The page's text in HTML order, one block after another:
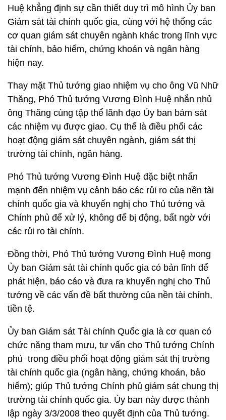
Huệ khẳng định sự cần thiết duy trì mô hình Ủy ban
Giám sát tài chính quốc gia, cùng với hệ thống các
cơ quan giám sát chuyên ngành khác trong lĩnh vực
tài chính, bảo hiểm, chứng khoán và ngân hàng
hiện nay.
Thay mặt Thủ tướng giao nhiệm vụ cho ông Vũ Nhữ
Thăng, Phó Thủ tướng Vương Đình Huệ nhắn nhủ
ông Thăng cùng tập thể lãnh đạo Ủy ban bám sát
các nhiệm vụ được giao. Cụ thể là điều phối các
hoạt động giám sát chuyên ngành, giám sát thị
trường tài chính, ngân hàng.
Phó Thủ tướng Vương Đình Huệ đặc biệt nhấn
mạnh đến nhiệm vụ cảnh báo các rủi ro của nền tài
chính quốc gia và khuyến nghị cho Thủ tướng và
Chính phủ để xử lý, không để bị động, bất ngờ với
các rủi ro tài chính.
Đồng thời, Phó Thủ tướng Vương Đình Huệ mong
Ủy ban Giám sát tài chính quốc gia có bản lĩnh để
phát hiện, báo cáo và đưa ra khuyến nghị cho Thủ
tướng về các vấn đề bất thường của nền tài chính,
tiền tệ.
Ủy ban Giám sát Tài chính Quốc gia là cơ quan có
chức năng tham mưu, tư vấn cho Thủ tướng Chính
phủ trong điều phối hoạt động giám sát thị trường
tài chính quốc gia (ngân hàng, chứng khoán, bảo
hiểm); giúp Thủ tướng Chính phủ giám sát chung thị
trường tài chính quốc gia. Ủy ban này được thành
lập ngày 3/3/2008 theo quyết định của Thủ tướng.